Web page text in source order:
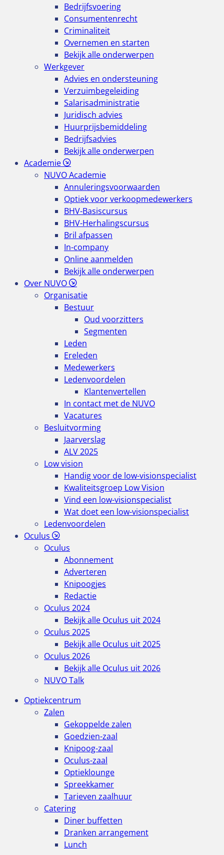
Bedrijfsvoering
Consumentenrecht
Criminaliteit
Overnemen en starten
Bekijk alle onderwerpen
Werkgever
Advies en ondersteuning
Verzuimbegeleiding
Salarisadministratie
Juridisch advies
Huurprijsbemiddeling
Bedrijfsadvies
Bekijk alle onderwerpen
Academie
NUVO Academie
Annuleringsvoorwaarden
Optiek voor verkoopmedewerkers
BHV-Basiscursus
BHV-Herhalingscursus
Bril afpassen
In-company
Online aanmelden
Bekijk alle onderwerpen
Over NUVO
Organisatie
Bestuur
Oud voorzitters
Segmenten
Leden
Ereleden
Medewerkers
Ledenvoordelen
Klantenvertellen
In contact met de NUVO
Vacatures
Besluitvorming
Jaarverslag
ALV 2025
Low vision
Handig voor de low-visionspecialist
Kwaliteitsgroep Low Vision
Vind een low-visionspecialist
Wat doet een low-visionspecialist
Ledenvoordelen
Oculus
Oculus
Abonnement
Adverteren
Knipoogjes
Redactie
Oculus 2024
Bekijk alle Oculus uit 2024
Oculus 2025
Bekijk alle Oculus uit 2025
Oculus 2026
Bekijk alle Oculus uit 2026
NUVO Talk
Optiekcentrum
Zalen
Gekoppelde zalen
Goedzien-zaal
Knipoog-zaal
Oculus-zaal
Optieklounge
Spreekkamer
Tarieven zaalhuur
Catering
Diner buffetten
Dranken arrangement
Lunch